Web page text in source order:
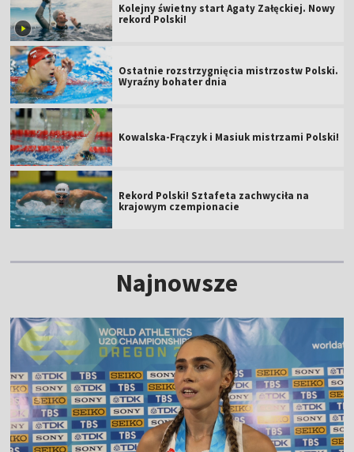
Kolejny świetny start Agaty Załęckiej. Nowy
rekord Polski!
Ostatnie rozstrzygnięcia mistrzostw Polski.
Wyraźny bohater dnia
Kowalska-Frączyk i Masiuk mistrzami Polski!
Rekord Polski! Sztafeta zachwyciła na
krajowym czempionacie
Najnowsze